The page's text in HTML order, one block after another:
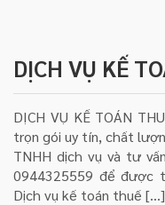
DỊCH VỤ KẾ
DỊCH VỤ KẾ TOÁN
trọn gói uy tín, chất
TNHH dịch vụ và tư
0944325559 để được
Dịch vụ kế toán thuế […]